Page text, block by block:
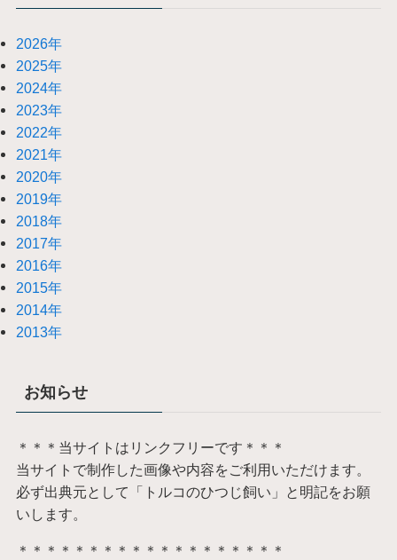
2026年
2025年
2024年
2023年
2022年
2021年
2020年
2019年
2018年
2017年
2016年
2015年
2014年
2013年
お知らせ
＊＊＊当サイトはリンクフリーです＊＊＊
当サイトで制作した画像や内容をご利用いただけます。
必ず出典元として「トルコのひつじ飼い」と明記をお願
いします。
＊＊＊＊＊＊＊＊＊＊＊＊＊＊＊＊＊＊＊